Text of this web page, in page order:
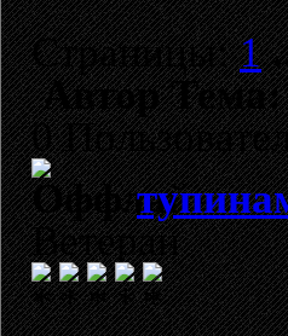
Страницы:1
АвторТема:
0
Ветеран